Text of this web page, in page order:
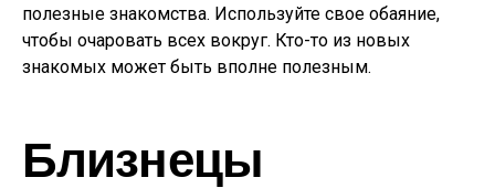
полезные знакомства. Используйте свое обаяние,
чтобы очаровать всех вокруг. Кто-то из новых
знакомых может быть вполне полезным.
Близнецы